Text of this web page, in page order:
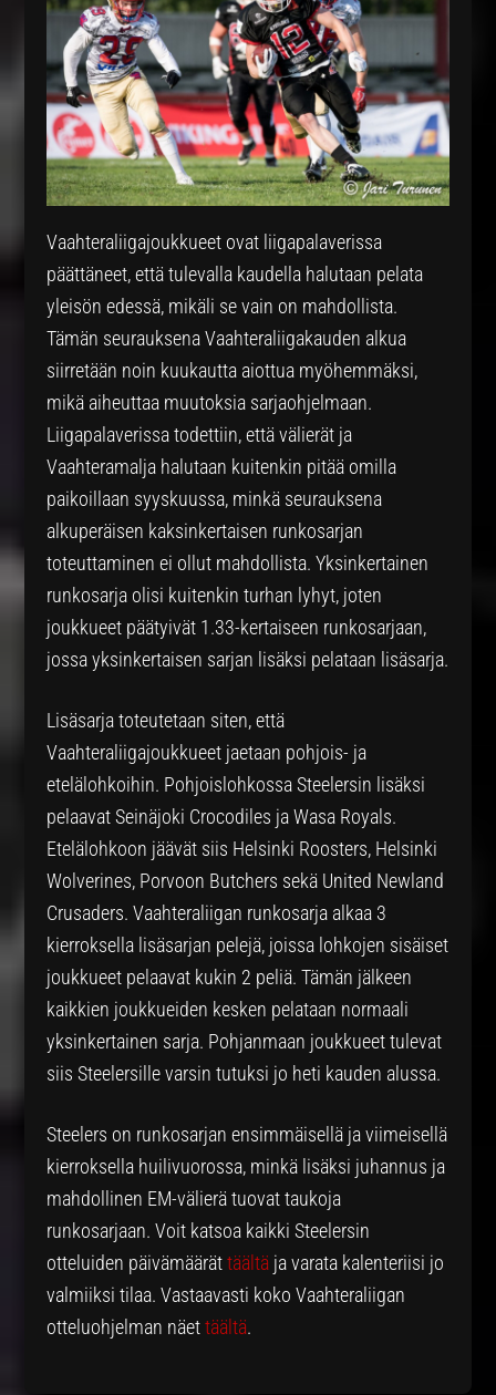
Vaahteraliigajoukkueet ovat liigapalaverissa
päättäneet, että tulevalla kaudella halutaan pelata
yleisön edessä, mikäli se vain on mahdollista.
Tämän seurauksena Vaahteraliigakauden alkua
siirretään noin kuukautta aiottua myöhemmäksi,
mikä aiheuttaa muutoksia sarjaohjelmaan.
Liigapalaverissa todettiin, että välierät ja
Vaahteramalja halutaan kuitenkin pitää omilla
paikoillaan syyskuussa, minkä seurauksena
alkuperäisen kaksinkertaisen runkosarjan
toteuttaminen ei ollut mahdollista. Yksinkertainen
runkosarja olisi kuitenkin turhan lyhyt, joten
joukkueet päätyivät 1.33-kertaiseen runkosarjaan,
jossa yksinkertaisen sarjan lisäksi pelataan lisäsarja.
Lisäsarja toteutetaan siten, että
Vaahteraliigajoukkueet jaetaan pohjois- ja
etelälohkoihin. Pohjoislohkossa Steelersin lisäksi
pelaavat Seinäjoki Crocodiles ja Wasa Royals.
Etelälohkoon jäävät siis Helsinki Roosters, Helsinki
Wolverines, Porvoon Butchers sekä United Newland
Crusaders. Vaahteraliigan runkosarja alkaa 3
kierroksella lisäsarjan pelejä, joissa lohkojen sisäiset
joukkueet pelaavat kukin 2 peliä. Tämän jälkeen
kaikkien joukkueiden kesken pelataan normaali
yksinkertainen sarja. Pohjanmaan joukkueet tulevat
siis Steelersille varsin tutuksi jo heti kauden alussa.
Steelers on runkosarjan ensimmäisellä ja viimeisellä
kierroksella huilivuorossa, minkä lisäksi juhannus ja
mahdollinen EM-välierä tuovat taukoja
runkosarjaan. Voit katsoa kaikki Steelersin
otteluiden päivämäärättäältä ja varata kalenteriisi jo
valmiiksi tilaa. Vastaavasti koko Vaahteraliigan
otteluohjelman näettäältä.